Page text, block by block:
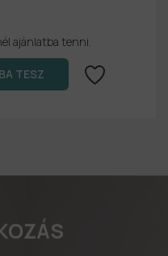
ajánlatba tenni.